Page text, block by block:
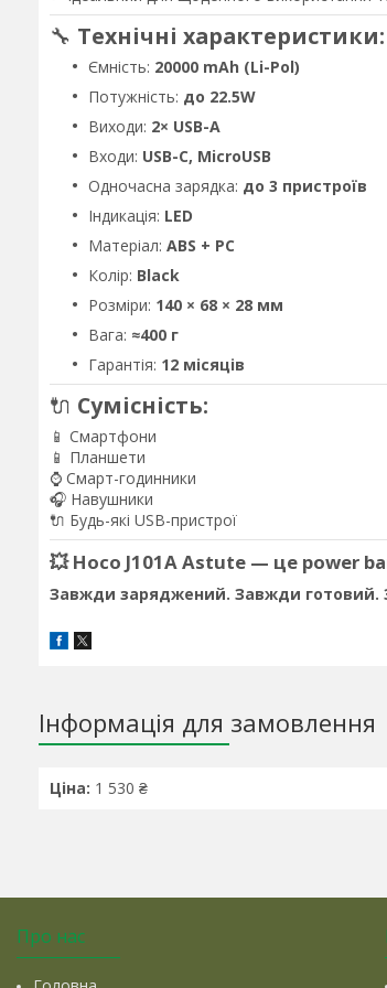
🔧 Технічні характеристики:
Ємність: 20000 mAh (Li-Pol)
Потужність: до 22.5W
Виходи: 2× USB-A
Входи: USB-C, MicroUSB
Одночасна зарядка: до 3 пристроїв
Індикація: LED
Матеріал: ABS + PC
Колір: Black
Розміри: 140 × 68 × 28 мм
Вага: ≈400 г
Гарантія: 12 місяців
🔌 Сумісність:
📱 Смартфони
📱 Планшети
⌚ Смарт-годинники
🎧 Навушники
🔌 Будь-які USB-пристрої
💥Hoco J101A Astute — це power
Завжди заряджений. Завжди готовий.
Інформація для замовлення
Ціна: 1 530 ₴
Про нас